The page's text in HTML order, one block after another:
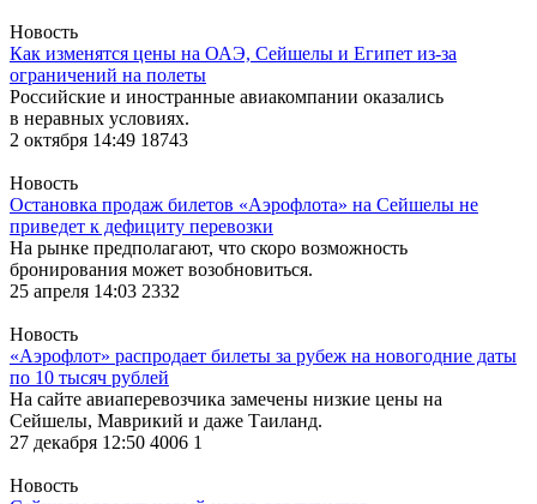
Новость
Как изменятся цены на ОАЭ, Сейшелы и Египет из-за
ограничений на полеты
Российские и иностранные авиакомпании оказались
в неравных условиях.
2 октября 14:49 18743
Новость
Остановка продаж билетов «Аэрофлота» на Сейшелы не
приведет к дефициту перевозки
На рынке предполагают, что скоро возможность
бронирования может возобновиться.
25 апреля 14:03 2332
Новость
«Аэрофлот» распродает билеты за рубеж на новогодние даты
по 10 тысяч рублей
На сайте авиаперевозчика замечены низкие цены на
Сейшелы, Маврикий и даже Таиланд.
27 декабря 12:50 4006 1
Новость